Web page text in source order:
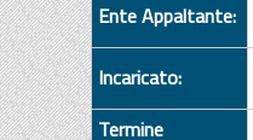
Ente Appaltante:
Incaricato:
Termine